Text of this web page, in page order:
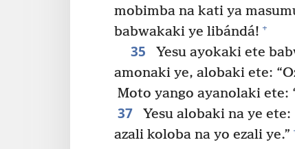
mobimba na kati ya
babwakaki ye libándá! +
35
Yesu ayokaki ete
amonaki ye, alobaki ete:
Moto yango ayanolaki ete:
37
Yesu alobaki na ye
azali koloba na yo ezali ye.”